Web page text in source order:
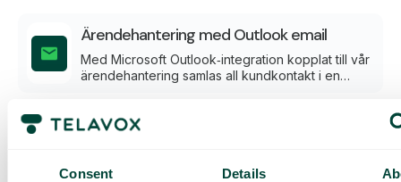
Consent Details
Ärendehantering med Outlook email
Med Microsoft Outlook‑integration kopplat till vår
ärendehantering samlas all kundkontakt i en
Telavox Studio
samtalsdata. Ett samlat underlag för uppföljning